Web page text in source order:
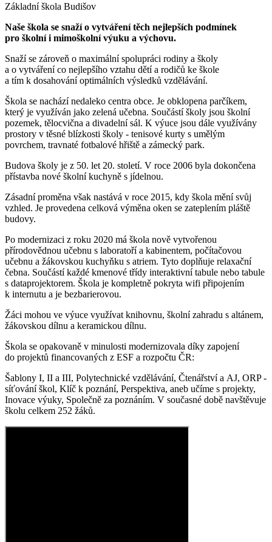
Základní škola Budišov
Naše škola se snaží o vytváření těch nejlepších podmínek
pro školní i mimoškolní výuku a výchovu.
Snaží se zároveň o maximální spolupráci rodiny a školy
a o vytváření co nejlepšího vztahu dětí a rodičů ke škole
a tím k dosahování optimálních výsledků vzdělávání.
Škola se nachází nedaleko centra obce. Je obklopena parčíkem,
který je využíván jako zelená učebna. Součástí školy jsou školní
pozemek, tělocvična a divadelní sál. K výuce jsou dále využívány
prostory v těsné blízkosti školy - tenisové kurty s umělým
povrchem, travnaté fotbalové hřiště a zámecký park.
Budova školy je z 50. let 20. století. V roce 2006 byla dokončena
přístavba nové školní kuchyně s jídelnou.
Zásadní proměna však nastává v roce 2015, kdy škola mění svůj
vzhled. Je provedena celková výměna oken se zateplením pláště
budovy.
Po modernizaci z roku 2020 má škola nově vytvořenou
přírodovědnou učebnu s laboratoří a kabinentem, počítačovou
učebnu a žákovskou kuchyňku s atriem. Tyto doplňuje relaxační
čebna. Součástí každé kmenové třídy interaktivní tabule nebo tabule
s dataprojektorem. Škola je kompletně pokryta wifi připojením
k internutu a je bezbarierovou.
Žáci mohou ve výuce využívat knihovnu, školní zahradu s altánem,
žákovskou dílnu a keramickou dílnu.
Škola se opakovaně v minulosti modernizovala díky zapojení
do projektů financovaných z ESF a rozpočtu ČR:
Šablony I, II a III, Polytechnické vzdělávání, Čtenářství a AJ, ORP -
síťování škol, Klíč k poznání, Perspektiva, aneb učíme s projekty,
Inovace výuky, Společně za poznáním. V současné době navštěvuje
školu celkem 252 žáků.